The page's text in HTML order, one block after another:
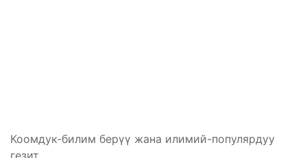
Коомдук-билим берүү жана илимий-популярдуу
гезит